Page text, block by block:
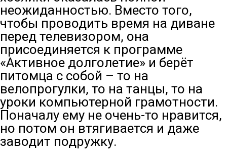
неожиданностью. Вместо того,
чтобы проводить время на диване
перед телевизором, она
присоединяется к программе
«Активное долголетие» и берёт
питомца с собой – то на
велопрогулки, то на танцы, то на
уроки компьютерной грамотности.
Поначалу ему не очень-то нравится,
но потом он втягивается и даже
заводит подружку.